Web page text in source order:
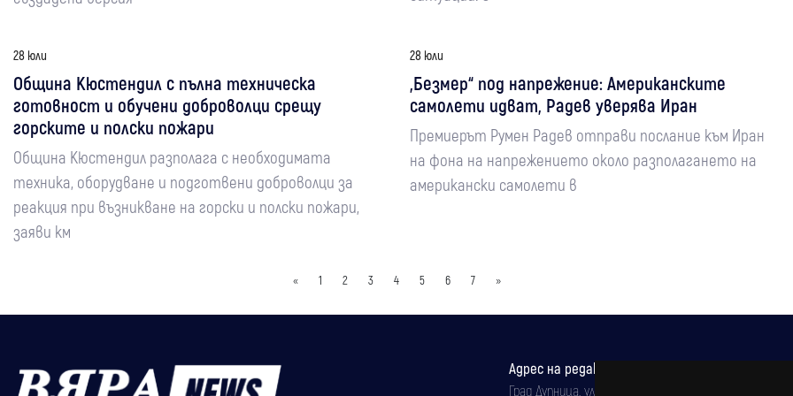
28 юли
Община Кюстендил с пълна техническа
готовност и обучени доброволци срещу
горските и полски пожари
Община Кюстендил разполага с необходимата
техника, оборудване и подготвени доброволци за
реакция при възникване на горски и полски пожари,
заяви км
28 юли
„Безмер“ под напрежение: Американските
самолети идват, Радев уверява Иран
Премиерът Румен Радев отправи послание към Иран
на фона на напрежението около разполагането на
американски самолети в
« 1 2 3 4 5 6 7 »
Адрес на редакцията
Град Дупница, ул.''Христо Ботев" 43